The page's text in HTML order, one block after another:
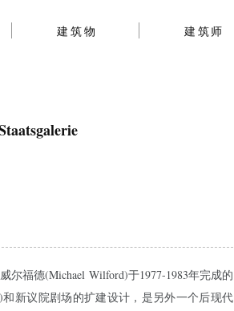
建筑物 建筑师
尔福德(Michael Wilford)于1977-1983年完成的
和新议院剧场的扩建设计，是另外一个后现代